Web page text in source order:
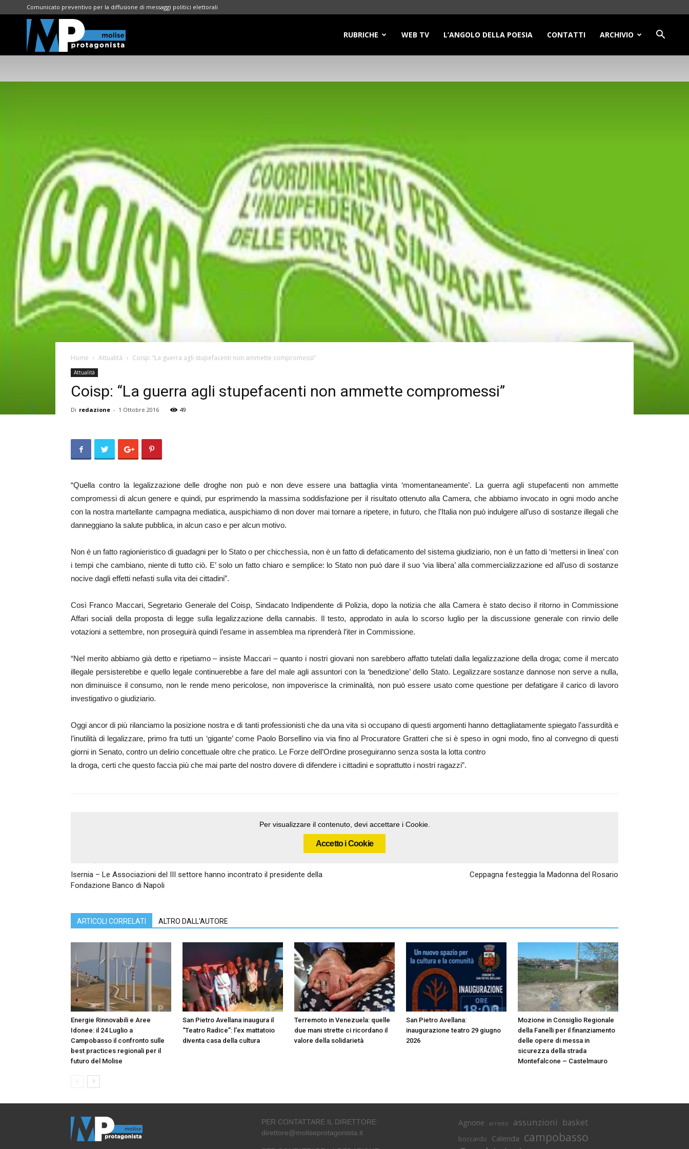
Comunicato preventivo per la diffusione di messaggi politici elettorali
RUBRICHE WEB TV L’ANGOLO DELLA POESIA CONTATTI ARCHIVIO
Home Attualità Coisp: “La guerra agli stupefacenti non ammette compromessi”
Attualità
Coisp: “La guerra agli stupefacenti non ammette compromessi”
Di redazione - 1 Ottobre 2016 49
“Quella contro la legalizzazione delle droghe non può e non deve essere una battaglia vinta ‘momentaneamente’. La guerra agli stupefacenti non ammette
compromessi di alcun genere e quindi, pur esprimendo la massima soddisfazione per il risultato ottenuto alla Camera, che abbiamo invocato in ogni modo anche
con la nostra martellante campagna mediatica, auspichiamo di non dover mai tornare a ripetere, in futuro, che l’Italia non può indulgere all’uso di sostanze illegali che
danneggiano la salute pubblica, in alcun caso e per alcun motivo.
Non è un fatto ragionieristico di guadagni per lo Stato o per chicchessìa, non è un fatto di defaticamento del sistema giudiziario, non è un fatto di ‘mettersi in linea’ con
i tempi che cambiano, niente di tutto ciò. E’ solo un fatto chiaro e semplice: lo Stato non può dare il suo ‘via libera’ alla commercializzazione ed all’uso di sostanze
nocive dagli effetti nefasti sulla vita dei cittadini”.
Così Franco Maccari, Segretario Generale del Coisp, Sindacato Indipendente di Polizia, dopo la notizia che alla Camera è stato deciso il ritorno in Commissione
Affari sociali della proposta di legge sulla legalizzazione della cannabis. Il testo, approdato in aula lo scorso luglio per la discussione generale con rinvio delle
votazioni a settembre, non proseguirà quindi l’esame in assemblea ma riprenderà l’iter in Commissione.
“Nel merito abbiamo già detto e ripetiamo – insiste Maccari – quanto i nostri giovani non sarebbero affatto tutelati dalla legalizzazione della droga; come il mercato
illegale persisterebbe e quello legale continuerebbe a fare del male agli assuntori con la ‘benedizione’ dello Stato. Legalizzare sostanze dannose non serve a nulla,
non diminuisce il consumo, non le rende meno pericolose, non impoverisce la criminalità, non può essere usato come questione per defatigare il carico di lavoro
investigativo o giudiziario.
Oggi ancor di più rilanciamo la posizione nostra e di tanti professionisti che da una vita si occupano di questi argomenti hanno dettagliatamente spiegato l’assurdità e
l’inutilità di legalizzare, primo fra tutti un ‘gigante’ come Paolo Borsellino via via fino al Procuratore Gratteri che si è speso in ogni modo, fino al convegno di questi
giorni in Senato, contro un delirio concettuale oltre che pratico. Le Forze dell’Ordine proseguiranno senza sosta la lotta contro
la droga, certi che questo faccia più che mai parte del nostro dovere di difendere i cittadini e soprattutto i nostri ragazzi”.
Per visualizzare il contenuto, devi accettare i Cookie.
Accetto i Cookie
Isernia – Le Associazioni del III settore hanno incontrato il presidente della
Fondazione Banco di Napoli
Ceppagna festeggia la Madonna del Rosario
ARTICOLI CORRELATI ALTRO DALL'AUTORE
Energie Rinnovabili e Aree
Idonee: il 24 Luglio a
Campobasso il confronto sulle
best practices regionali per il
futuro del Molise
San Pietro Avellana inaugura il
“Teatro Radice”: l’ex mattatoio
diventa casa della cultura
Terremoto in Venezuela: quelle
due mani strette ci ricordano il
valore della solidarietà
San Pietro Avellana:
inaugurazione teatro 29 giugno
2026
Mozione in Consiglio Regionale
della Fanelli per il finanziamento
delle opere di messa in
sicurezza della strada
Montefalcone – Castelmauro
PER CONTATTARE IL DIRETTORE:
direttore@moliseprotagonista.it
Agnone arresto assunzioni basket
boccardo Calenda campobasso